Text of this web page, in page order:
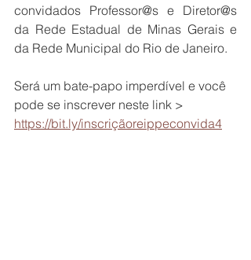
convidados Professor@s e Diretor@s
da Rede Estadual de Minas Gerais e
da Rede Municipal do Rio de Janeiro.
Será um bate-papo imperdível e você
pode se inscrever neste link >
https://bit.ly/inscriçãoreippeconvida4